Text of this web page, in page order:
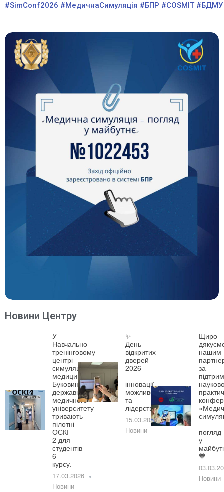
#SimConf2026 #МедичнаСимуляція #БПР #COSMIT #БДМУ
Новини Центру
У
Навчально-
тренінговому
центрі
симуляційної
медицини
Буковинського
державного
медичного
університету
тривають
пілотні
ОСКІ–
2 для
студентів
6
курсу.
17.03.2026
Новини
✨
День
відкритих
дверей
2026
–
інновації,
можливості
та
лідерство!
15.03.2026
Новини
Щиро
нашим
за
–
погляд
у
💙
Новини